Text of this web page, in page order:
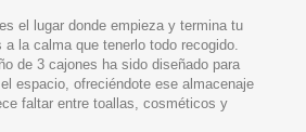
el lugar donde empieza y termina tu
la calma que tenerlo todo recogido.
de 3 cajones ha sido diseñado para
espacio, ofreciéndote ese almacenaje
faltar entre toallas, cosméticos y